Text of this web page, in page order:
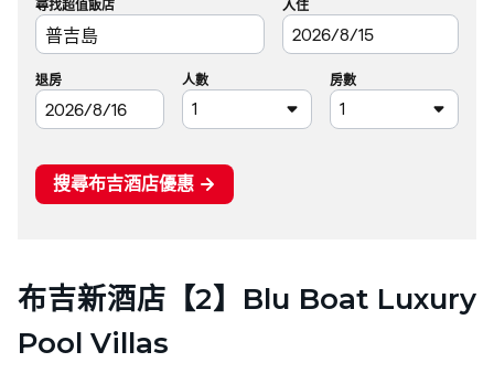
布吉新酒店【2】Blu Boat Luxury
Pool Villas